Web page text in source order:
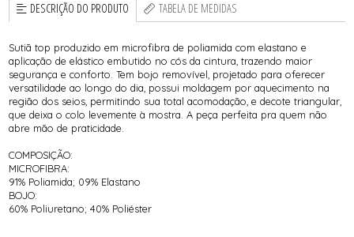
DESCRIÇÃO DO PRODUTO TABELA DE MEDIDAS
Sutiã top produzido em microfibra de poliamida com elastano e
aplicação de elástico embutido no cós da cintura, trazendo maior
segurança e conforto. Tem bojo removível, projetado para oferecer
versatilidade ao longo do dia, possui moldagem por aquecimento na
região dos seios, permitindo sua total acomodação, e decote triangular,
que deixa o colo levemente à mostra. A peça perfeita pra quem não
abre mão de praticidade.
COMPOSIÇÃO:
MICROFIBRA:
91% Poliamida; 09% Elastano
BOJO:
60% Poliuretano; 40% Poliéster